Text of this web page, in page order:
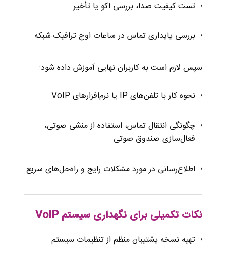
تست کیفیت صدا، بررسی اکو یا تأخیر
بررسی پایداری تماس در ساعات اوج ترافیک شبکه
سپس لازم است به کاربران نهایی آموزش داده شود:
نحوه کار با تلفن‌های IP یا نرم‌افزارهای VoIP
چگونگی انتقال تماس، استفاده از منشی صوتی،
فعال‌سازی صندوق صوتی
اطلاع‌رسانی در مورد مشکلات رایج و راه‌حل‌های سریع
نکات تکمیلی برای نگهداری سیستم VoIP
تهیه نسخه پشتیبان منظم از تنظیمات سیستم